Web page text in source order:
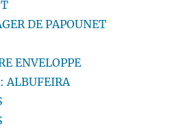
DE PAPOUNET
ENVELOPPE
ALBUFEIRA